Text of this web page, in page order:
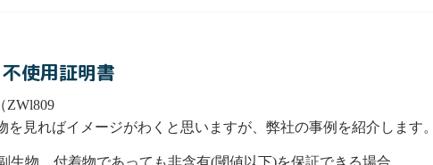
使用証明書
ZWl809
を見ればイメージがわくと思いますが、弊社の事例を紹介します。
物、付着物であっても非含有(閾値以下)を保証できる場合。